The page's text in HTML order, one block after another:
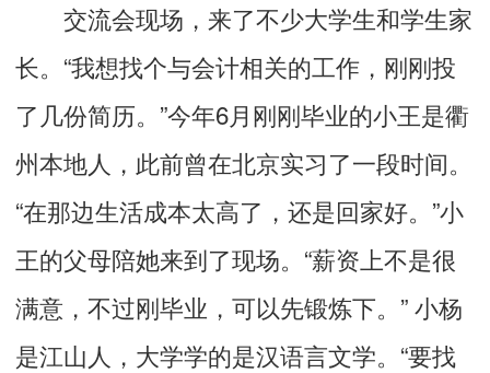
交流会现场，来了不少大学生和学生家
长。“我想找个与会计相关的工作，刚刚投
了几份简历。”今年6月刚刚毕业的小王是衢
州本地人，此前曾在北京实习了一段时间。
“在那边生活成本太高了，还是回家好。”小
王的父母陪她来到了现场。“薪资上不是很
满意，不过刚毕业，可以先锻炼下。” 小杨
是江山人，大学学的是汉语言文学。“要找